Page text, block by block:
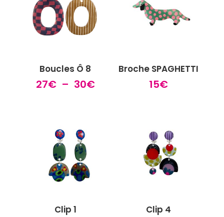
30€
Boucles Ô 8
27€ – 30€Plage
Broche SPAGHETTI
15€
Clip 1 Clip 4